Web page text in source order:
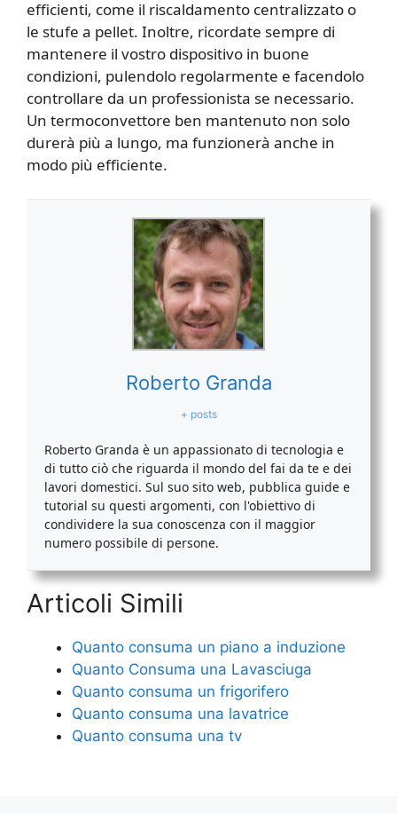
efficienti, come il riscaldamento centralizzato o
le stufe a pellet. Inoltre, ricordate sempre di
mantenere il vostro dispositivo in buone
condizioni, pulendolo regolarmente e facendolo
controllare da un professionista se necessario.
Un termoconvettore ben mantenuto non solo
durerà più a lungo, ma funzionerà anche in
modo più efficiente.
Roberto Granda
+ posts
Roberto Granda è un appassionato di tecnologia e
di tutto ciò che riguarda il mondo del fai da te e dei
lavori domestici. Sul suo sito web, pubblica guide e
tutorial su questi argomenti, con l'obiettivo di
condividere la sua conoscenza con il maggior
numero possibile di persone.
Articoli Simili
Quanto consuma un piano a induzione
Quanto Consuma una Lavasciuga
Quanto consuma un frigorifero
Quanto consuma una lavatrice
Quanto consuma una tv